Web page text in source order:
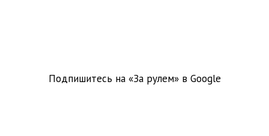
Подпишитесь на «За рулем» в Google